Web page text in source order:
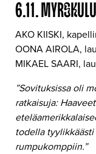
6.11.
AKO KIISKI,
OONA AIROLA,
MIKAEL SAARI,
”Sovituksissa oli
ratkaisuja:
todella
rumpukomppiin.”